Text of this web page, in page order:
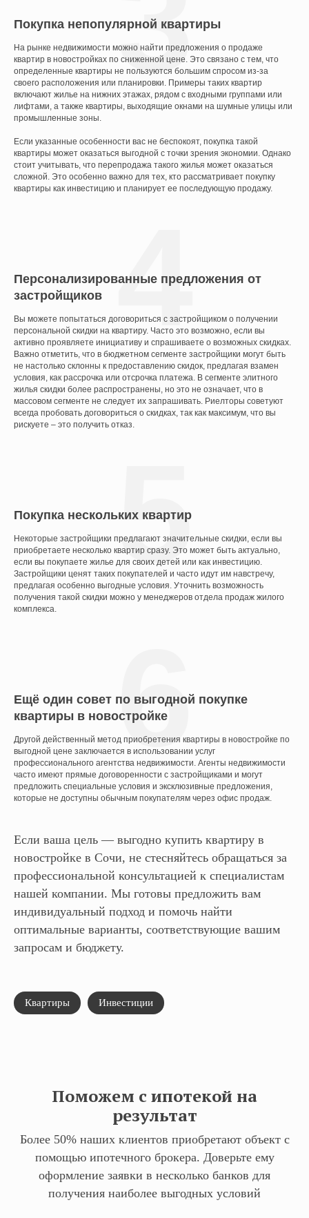
Покупка непопулярной квартиры
На рынке недвижимости можно найти предложения о продаже
квартир в новостройках по сниженной цене. Это связано с тем, что
определенные квартиры не пользуются большим спросом из-за
своего расположения или планировки. Примеры таких квартир
включают жилье на нижних этажах, рядом с входными группами или
лифтами, а также квартиры, выходящие окнами на шумные улицы или
промышленные зоны.
Если указанные особенности вас не беспокоят, покупка такой
квартиры может оказаться выгодной с точки зрения экономии. Однако
стоит учитывать, что перепродажа такого жилья может оказаться
сложной. Это особенно важно для тех, кто рассматривает покупку
квартиры как инвестицию и планирует ее последующую продажу.
Персонализированные предложения от
застройщиков
Вы можете попытаться договориться с застройщиком о получении
персональной скидки на квартиру. Часто это возможно, если вы
активно проявляете инициативу и спрашиваете о возможных скидках.
Важно отметить, что в бюджетном сегменте застройщики могут быть
не настолько склонны к предоставлению скидок, предлагая взамен
условия, как рассрочка или отсрочка платежа. В сегменте элитного
жилья скидки более распространены, но это не означает, что в
массовом сегменте не следует их запрашивать. Риелторы советуют
всегда пробовать договориться о скидках, так как максимум, что вы
рискуете – это получить отказ.
4
Покупка нескольких квартир
Некоторые застройщики предлагают значительные скидки, если вы
приобретаете несколько квартир сразу. Это может быть актуально,
если вы покупаете жилье для своих детей или как инвестицию.
Застройщики ценят таких покупателей и часто идут им навстречу,
предлагая особенно выгодные условия. Уточнить возможность
получения такой скидки можно у менеджеров отдела продаж жилого
комплекса.
5
Ещё один совет по выгодной покупке
квартиры в новостройке
Другой действенный метод приобретения квартиры в новостройке по
выгодной цене заключается в использовании услуг
профессионального агентства недвижимости. Агенты недвижимости
часто имеют прямые договоренности с застройщиками и могут
предложить специальные условия и эксклюзивные предложения,
которые не доступны обычным покупателям через офис продаж.
6
Если ваша цель — выгодно купить квартиру в
новостройке в Сочи, не стесняйтесь обращаться за
профессиональной консультацией к специалистам
нашей компании. Мы готовы предложить вам
индивидуальный подход и помочь найти
оптимальные варианты, соответствующие вашим
запросам и бюджету.
Квартиры Инвестиции
Поможем с ипотекой на
результат
Более 50% наших клиентов приобретают объект с
помощью ипотечного брокера. Доверьте ему
оформление заявки в несколько банков для
получения наиболее выгодных условий